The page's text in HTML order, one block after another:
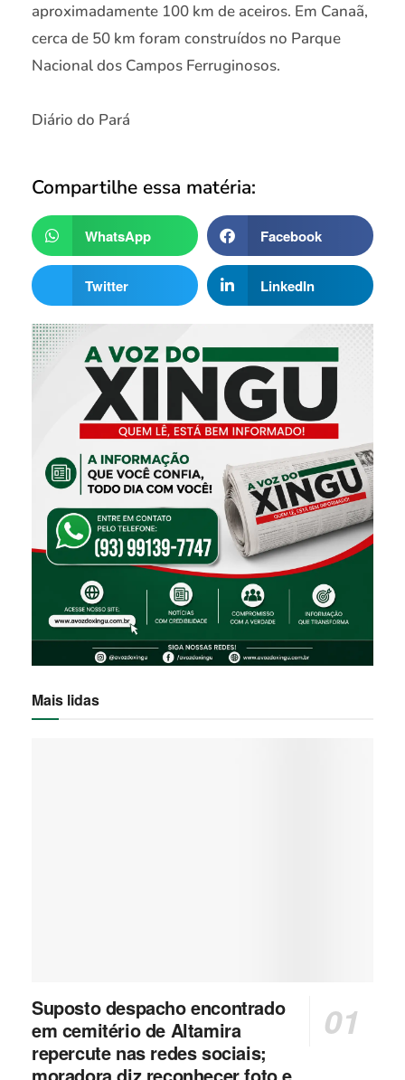
aproximadamente 100 km de aceiros. Em Canaã,
cerca de 50 km foram construídos no Parque
Nacional dos Campos Ferruginosos.
Diário do Pará
Compartilhe essa matéria:
WhatsApp Facebook
Twitter LinkedIn
Mais lidas
Suposto despacho encontrado
em cemitério de Altamira
repercute nas redes sociais;